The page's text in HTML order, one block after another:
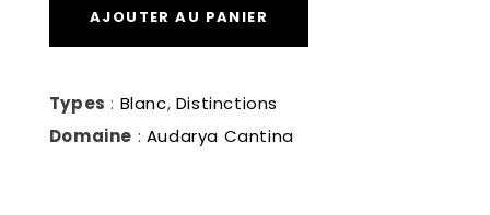
AJOUTER AU PANIER
Types : Blanc, Distinctions
Domaine : Audarya Cantina